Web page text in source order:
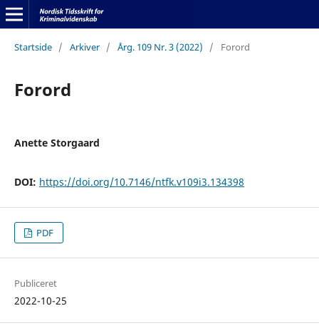
Startside / Arkiver / Årg. 109 Nr. 3 (2022) / Forord
Forord
Anette Storgaard
DOI: https://doi.org/10.7146/ntfk.v109i3.134398
PDF
Publiceret
2022-10-25